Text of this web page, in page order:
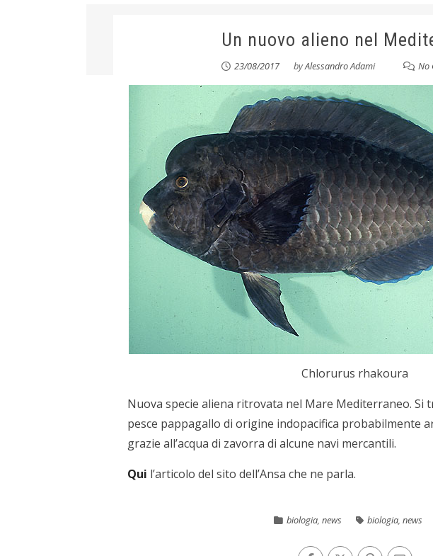
Un nuovo alieno nel
23/08/2017 byAlessandro Adami No
Chlorurus rhakoura
Nuova specie aliena ritrovata nel Mare Mediterraneo. Si
pesce pappagallo di origine indopacifica probabilmente
grazie all’acqua di zavorra di alcune navi mercantili.
Qui l’articolo del sito dell’Ansa che ne parla.
biologia, news biologia, news